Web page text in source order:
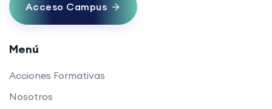
Acceso Campus
Menú
Acciones Formativas
Nosotros